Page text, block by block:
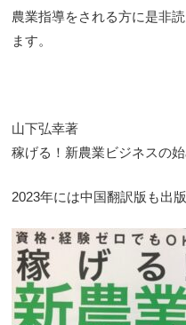
農業指導をされる方に是非
ます。
山下弘幸著
稼げる！新農業ビジネスの始
2023年には中国翻訳版も出